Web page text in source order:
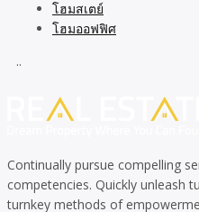
โฮมสเตย์
โฮมออฟฟิศ
..
Continually pursue compelling
competencies. Quickly unleash
turnkey methods of